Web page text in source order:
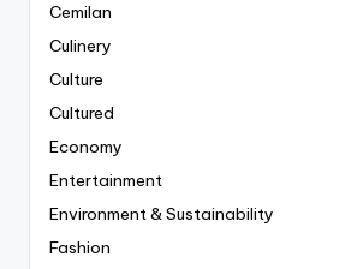
Cemilan
Culinery
Culture
Cultured
Economy
Entertainment
Environment & Sustainability
Fashion